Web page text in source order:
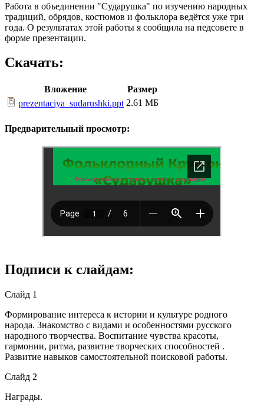
Работа в объединении "Сударушка" по изучению народных
традиций, обрядов, костюмов и фольклора ведётся уже три
года. О результатах этой работы я сообщила на педсовете в
форме презентации.
Скачать:
Вложение
Размер
prezentaciya_sudarushki.ppt 2.61 МБ
Предварительный просмотр:
Подписи к слайдам:
Слайд 1
Формирование интереса к истории и культуре родного
народа. Знакомство с видами и особенностями русского
народного творчества. Воспитание чувства красоты,
гармонии, ритма, развитие творческих способностей .
Развитие навыков самостоятельной поисковой работы.
Слайд 2
Награды.